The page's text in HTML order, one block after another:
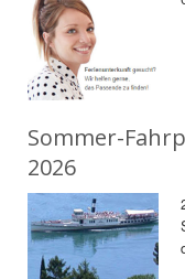
Sommer-
2026